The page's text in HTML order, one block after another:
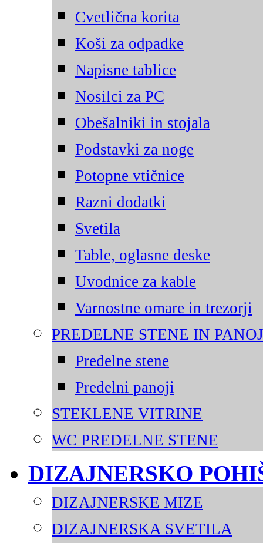
Cvetlična korita
Koši za odpadke
Napisne tablice
Nosilci za PC
Obešalniki in stojala
Podstavki za noge
Potopne vtičnice
Razni dodatki
Svetila
Table, oglasne deske
Uvodnice za kable
Varnostne omare in trezorji
PREDELNE STENE IN
Predelne stene
Predelni panoji
STEKLENE VITRINE
WC PREDELNE STENE
DIZAJNERSKO
DIZAJNERSKE MIZE
DIZAJNERSKA SVETILA